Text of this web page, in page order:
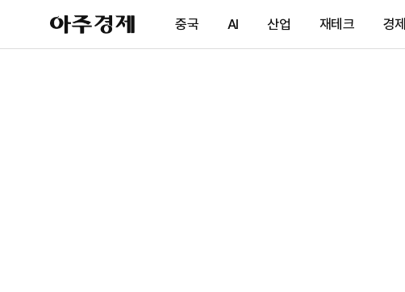
아
주
제
중국 AI 산업 재테크 경제